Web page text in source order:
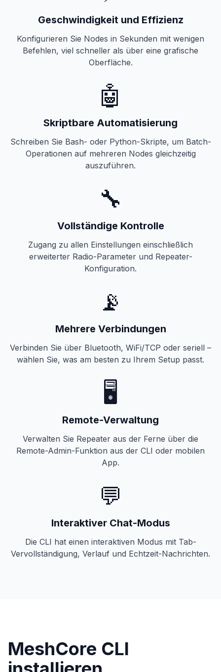
Geschwindigkeit und Effizienz
Konfigurieren Sie Nodes in Sekunden mit wenigen
Befehlen, viel schneller als über eine grafische
Oberfläche.
🤖
Skriptbare Automatisierung
Schreiben Sie Bash- oder Python-Skripte, um Batch-
Operationen auf mehreren Nodes gleichzeitig
auszuführen.
🔧
Vollständige Kontrolle
Zugang zu allen Einstellungen einschließlich
erweiterter Radio-Parameter und Repeater-
Konfiguration.
📡
Mehrere Verbindungen
Verbinden Sie über Bluetooth, WiFi/TCP oder seriell –
wählen Sie, was am besten zu Ihrem Setup passt.
🖥️
Remote-Verwaltung
Verwalten Sie Repeater aus der Ferne über die
Remote-Admin-Funktion aus der CLI oder mobilen
App.
💬
Interaktiver Chat-Modus
Die CLI hat einen interaktiven Modus mit Tab-
Vervollständigung, Verlauf und Echtzeit-Nachrichten.
MeshCore CLI